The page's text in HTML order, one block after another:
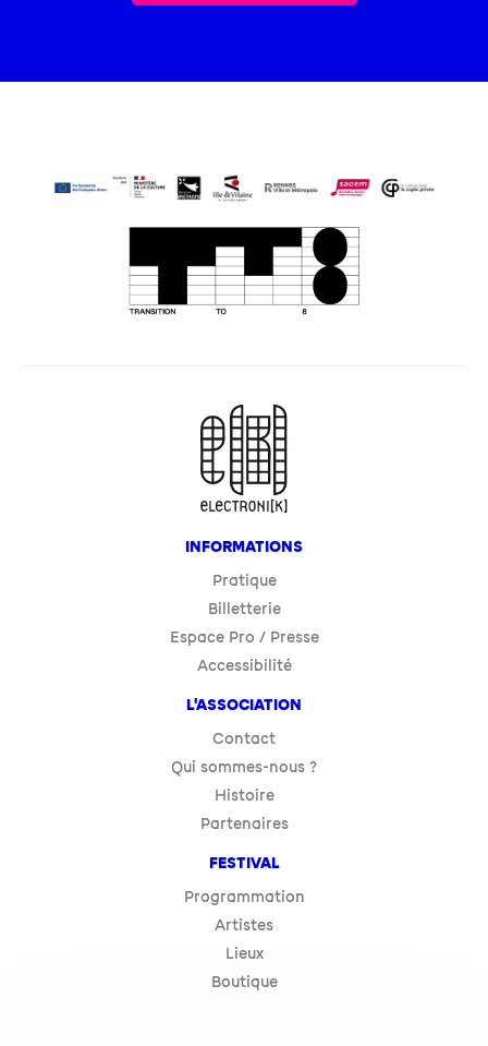
INFORMATIONS
Pratique
Billetterie
Espace Pro / Presse
Accessibilité
L'ASSOCIATION
Contact
Qui sommes-nous ?
Histoire
Partenaires
FESTIVAL
Programmation
Artistes
Lieux
Boutique